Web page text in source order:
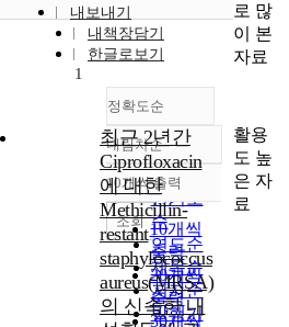
내보내기
내책장담기
한글로보기
정확도순
정확도
순
인기도
순
연도순
제목순
저자순
발행기
내림차순
내림차순
10개씩 출력
10개씩
출력
20개씩
출력
30개씩
조회
1
최근 2년간
Ciprofloxacin
에 대한
Methicillin-
restant
staphylococcus
aureus(MRSA)
의 신속한 내
로 많
이 본
자료
활용
도 높
은 자
료